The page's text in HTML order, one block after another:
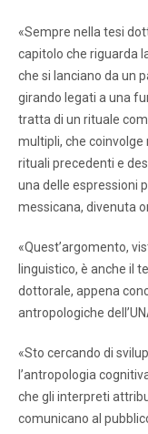
«Sempre nella tesi
capitolo che riguarda
che si lanciano da un
girando legati a una
tratta di un rituale
multipli, che coinvolge
rituali precedenti e
una delle espressioni
messicana, divenuta
«Quest’argomento,
linguistico, è anche il
dottorale, appena
antropologiche
«Sto cercando di
l’antropologia
che gli interpreti
comunicano al